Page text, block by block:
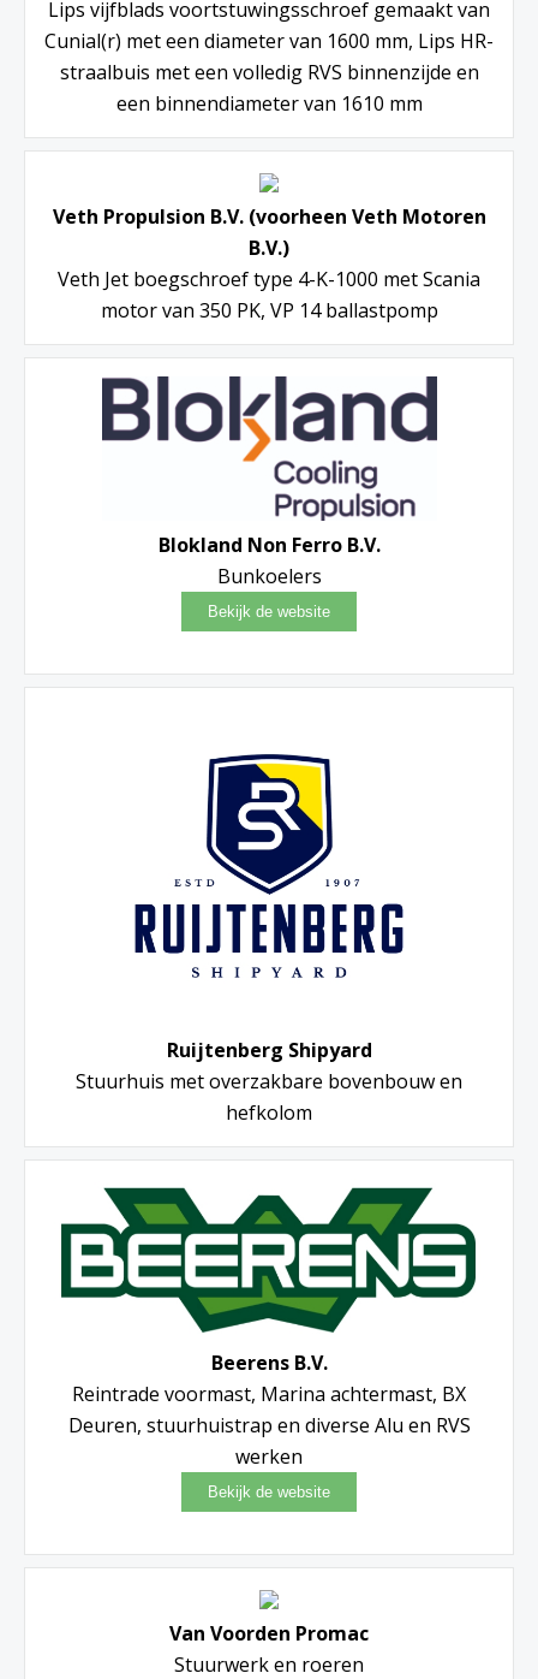
Lips vijfblads voortstuwingsschroef gemaakt van
Cunial(r) met een diameter van 1600 mm, Lips HR-
straalbuis met een volledig RVS binnenzijde en
een binnendiameter van 1610 mm
Veth Propulsion B.V. (voorheen Veth Motoren
B.V.)
Veth Jet boegschroef type 4-K-1000 met Scania
motor van 350 PK, VP 14 ballastpomp
Blokland Non Ferro B.V.
Bunkoelers
Ruijtenberg Shipyard
Stuurhuis met overzakbare bovenbouw en
hefkolom
Beerens B.V.
Reintrade voormast, Marina achtermast, BX
Deuren, stuurhuistrap en diverse Alu en RVS
werken
Van Voorden Promac
Stuurwerk en roeren